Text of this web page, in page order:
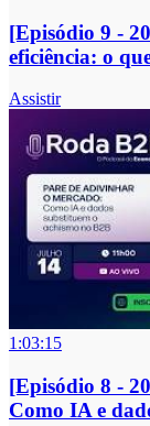
[Episódio 9 -
eficiência: o
Assistir
1:03:15
[Episódio 8 -
Como IA e